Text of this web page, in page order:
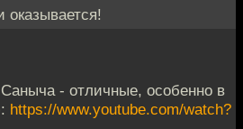
- отличные, особенно в
https://www.youtube.com/watch?